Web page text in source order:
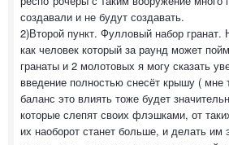
создавали и не будут создавать.
2)Второй пункт. Фулловый набор гранат.
как человек который за раунд может
гранаты и 2 молотовых я могу сказать
введение полностью снесёт крышу ( мне
баланс это влиять тоже будет
которые слепят своих флэшками, от
их наоборот станет больше, и делать им